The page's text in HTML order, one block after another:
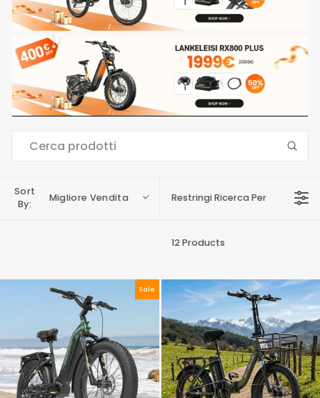
Sort
By:
Migliore Vendita Restringi Ricerca Per
12 Products
Sale